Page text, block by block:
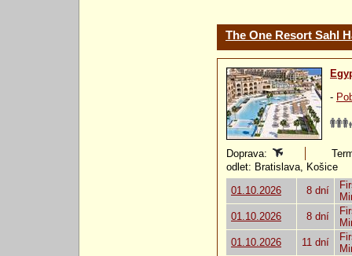
The One Resort Sahl
-
Doprava:
odlet: Bratislava, Košice
01.10.2026
8 dní
01.10.2026
8 dní
01.10.2026
11 dní